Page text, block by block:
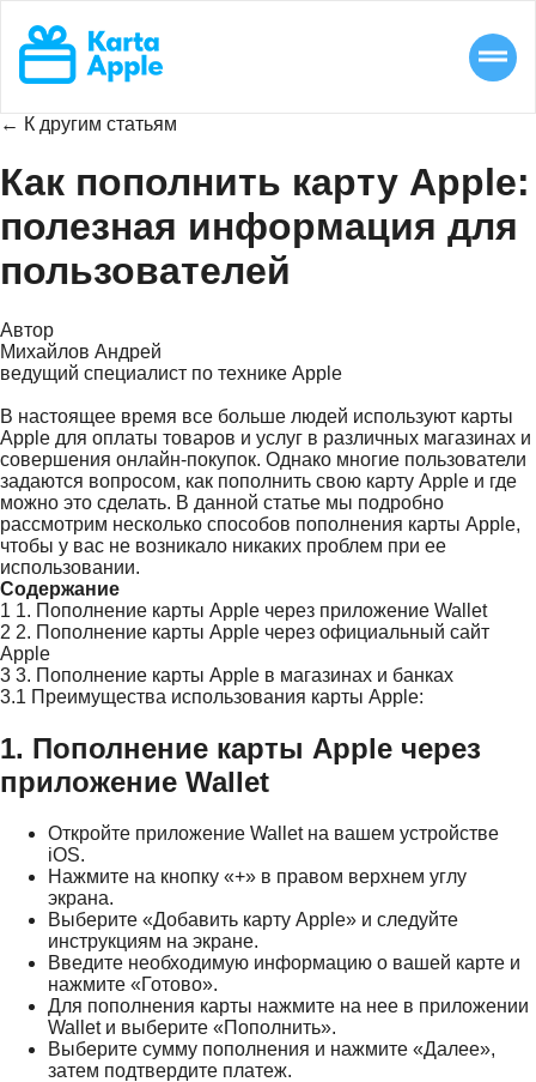
← К другим статьям
Как пополнить карту Apple:
полезная информация для
пользователей
Автор
Михайлов Андрей
ведущий специалист по технике Apple
В настоящее время все больше людей используют карты
Apple для оплаты товаров и услуг в различных магазинах и
совершения онлайн-покупок. Однако многие пользователи
задаются вопросом, как пополнить свою карту Apple и где
можно это сделать. В данной статье мы подробно
рассмотрим несколько способов пополнения карты Apple,
чтобы у вас не возникало никаких проблем при ее
использовании.
Содержание
1 1. Пополнение карты Apple через приложение Wallet
2 2. Пополнение карты Apple через официальный сайт
Apple
3 3. Пополнение карты Apple в магазинах и банках
3.1 Преимущества использования карты Apple:
1. Пополнение карты Apple через
приложение Wallet
Откройте приложение Wallet на вашем устройстве
iOS.
Нажмите на кнопку «+» в правом верхнем углу
экрана.
Выберите «Добавить карту Apple» и следуйте
инструкциям на экране.
Введите необходимую информацию о вашей карте и
нажмите «Готово».
Для пополнения карты нажмите на нее в приложении
Wallet и выберите «Пополнить».
Выберите сумму пополнения и нажмите «Далее»,
затем подтвердите платеж.